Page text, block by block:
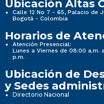
Ubicación Altas
Calle 12 No 7 - 65, Palacio de
Bogotá - Colombia
Horarios de
Atención Presencial:
Lunes a Viernes de 08:00 a.m.
p.m.
Ubicación de
y Sedes
Directorio Nacional